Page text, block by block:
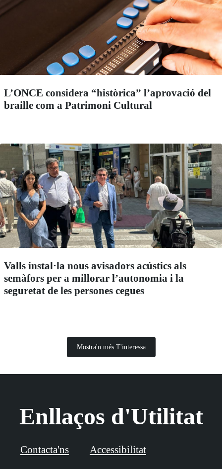
L’ONCE considera “històrica” l’aprovació del
braille com a Patrimoni Cultural
Valls instal·la nous avisadors acústics als
semàfors per a millorar l’autonomia i la
seguretat de les persones cegues
Mostra'n més T'interessa
Enllaços d'Utilitat
Contacta'ns Accessibilitat